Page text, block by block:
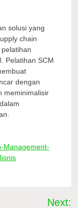
solusi yang
chain
Pelatihan SCM
dengan
meminimalisir
Management-
Next: